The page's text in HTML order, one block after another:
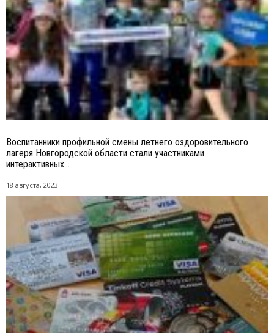
Воспитанники профильной смены летнего оздоровительного
лагеря Новгородской области стали участниками
интерактивных...
18 августа, 2023